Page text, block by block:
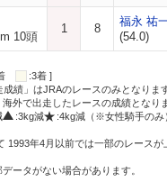
10頭
1 8
福永 祐
(54.0)
:3着 ]
績」はJRAのレースのみとなります
外で出走したレースの成績となり
:3kg減 :4kg減（※女性騎手のみ
1993年4月以前では一部のレース
ータがない場合があります。